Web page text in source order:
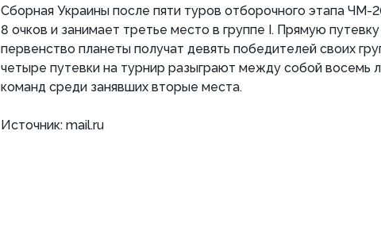
Сборная Украины после пяти туров отборочного этапа ЧМ-
8 очков и занимает третье место в группе І. Прямую
первенство планеты получат девять победителей своих
четыре путевки на турнир разыграют между собой восемь
команд среди занявших вторые места.
Источник: mail.ru